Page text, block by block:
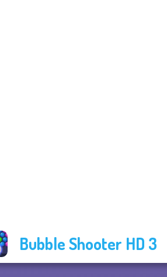
Bubble Shooter HD 3